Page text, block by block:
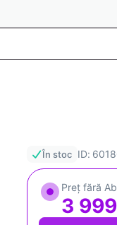
În stoc ID:
Preț fără
3